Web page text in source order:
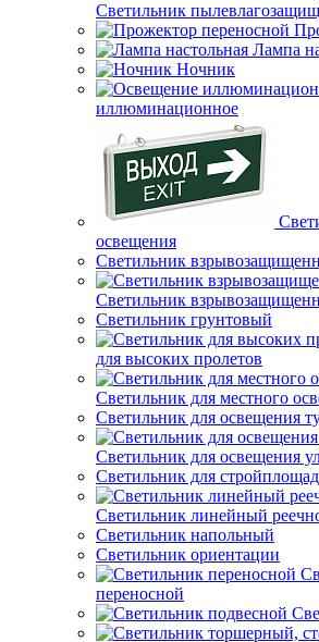
Светильник
Лампа
Ночник
иллюминационное
освещения
Светильник
Светильник
Светильник грунтовый
для высоких пролетов
Светильник для местного
Светильник для освещения
Светильник для освещения
Светильник для
Светильник линейный
Светильник напольный
Светильник ориентации
переносной